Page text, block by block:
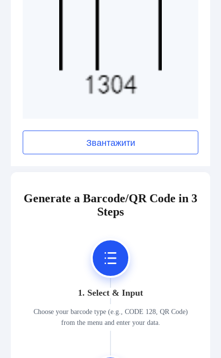
Звантажити
Generate a Barcode/QR Code in 3
Steps
1. Select & Input
Choose your barcode type (e.g., CODE 128, QR Code)
from the menu and enter your data.